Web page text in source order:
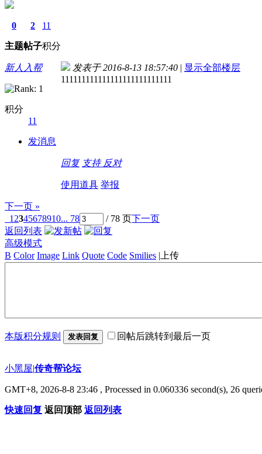
0
主题
2
帖子
11
积分
新人入帮
积分
11
发消息
发表于 2016-8-13 18:57:40 | 显示全部楼层
111111111111111111111111111
回复 支持 反对
使用道具 举报
下一页 »
1 2345678910... 78 / 78 页下一页
返回列表
高级模式
B Color Image Link Quote Code Smilies | 上传
本版积分规则 发表回复 回帖后跳转到最后一页
小黑屋|传奇帮论坛
GMT+8, 2026-8-8 23:46 , Processed in 0.060336 second(s), 26
快速回复 返回顶部 返回列表